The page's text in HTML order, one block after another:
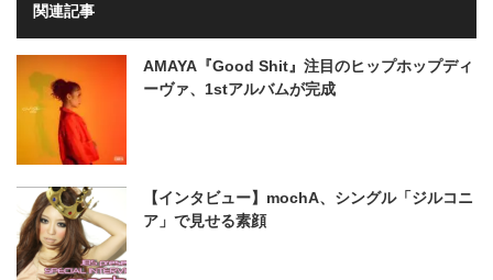
関連記事
AMAYA『Good Shit』注目のヒップホップディ
ーヴァ、1stアルバムが完成
【インタビュー】mochA、シングル「ジルコニ
ア」で見せる素顔